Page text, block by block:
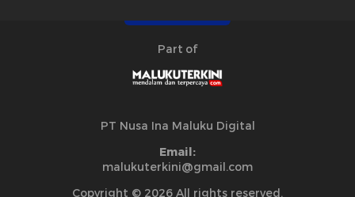
Part of
PT Nusa Ina Maluku Digital
Email:
malukuterkini@gmail.com
Copyright © 2026 All rights reserved.